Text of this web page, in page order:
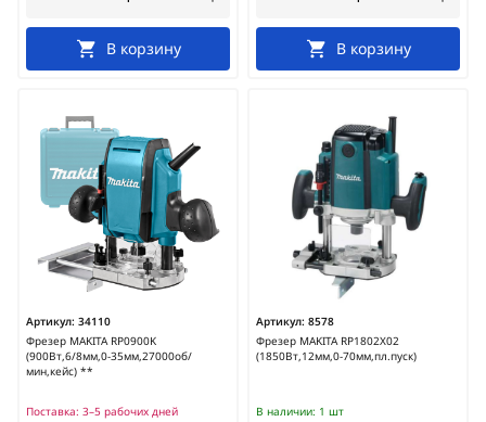
В корзину В корзину
Артикул: 34110
Фрезер MAKITA RP0900K
(900Вт,6/8мм,0-35мм,27000об/
мин,кейс) **
Поставка: 3–5 рабочих дней
Артикул: 8578
Фрезер MAKITA RP1802X02
(1850Вт,12мм,0-70мм,пл.пуск)
В наличии: 1 шт